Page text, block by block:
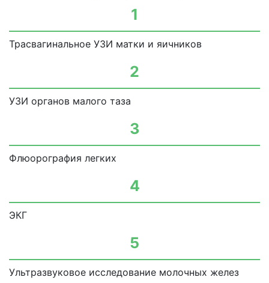
1
Трасвагинальное УЗИ матки и яичников
2
УЗИ органов малого таза
3
Флюорография легких
4
ЭКГ
5
Ультразвуковое исследование молочных желез